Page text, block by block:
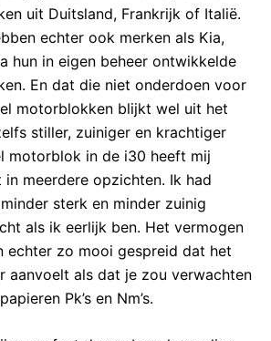
uit Duitsland, Frankrijk of Italië.
echter ook merken als Kia,
hun in eigen beheer ontwikkelde
En dat die niet onderdoen voor
motorblokken blijkt wel uit het
stiller, zuiniger en krachtiger
motorblok in de i30 heeft mij
meerdere opzichten. Ik had
sterk en minder zuinig
als ik eerlijk ben. Het vermogen
echter zo mooi gespreid dat het
aanvoelt als dat je zou verwachten
Pk’s en Nm’s.